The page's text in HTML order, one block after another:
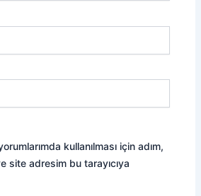
kullanılması için adım,
site adresim bu tarayıcıya